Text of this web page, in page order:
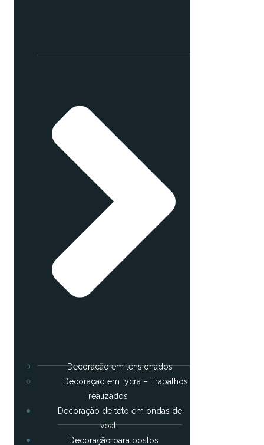
Decoração em tensionados
Decoraçao em lycra – Trabalhos
realizados
Decoração de teto em ondas de
voal
Decoração para postos